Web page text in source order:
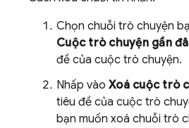
Chọn chuỗi trò chuyện
Cuộc trò chuyện gần
đề của cuộc trò chuyện.
Nhấp vào Xoá cuộc trò
tiêu đề của cuộc trò
bạn muốn xoá chuỗi trò